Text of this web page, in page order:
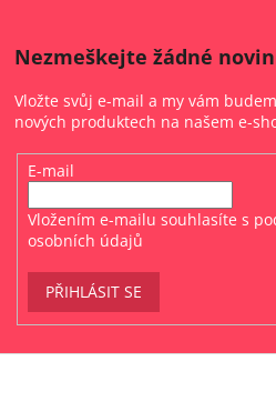
Nezmeškejte žádné
Vložte svůj e-mail a my vám
nových produktech na našem e-
E-mail
Vložením e-mailu souhlasíte s
osobních údajů
PŘIHLÁSIT SE
Z